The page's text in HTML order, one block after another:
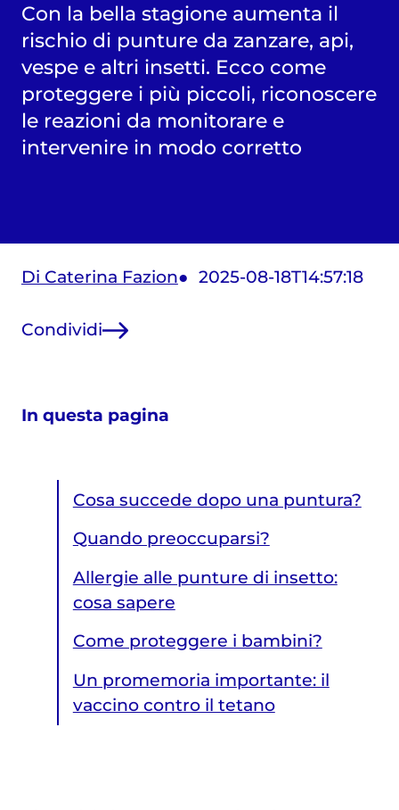
Con la bella stagione aumenta il
rischio di punture da zanzare, api,
vespe e altri insetti. Ecco come
proteggere i più piccoli, riconoscere
le reazioni da monitorare e
intervenire in modo corretto
Di Caterina Fazion 2025-08-18T14:57:18
Condividi
In questa pagina
Cosa succede dopo una puntura?
Quando preoccuparsi?
Allergie alle punture di insetto:
cosa sapere
Come proteggere i bambini?
Un promemoria importante: il
vaccino contro il tetano